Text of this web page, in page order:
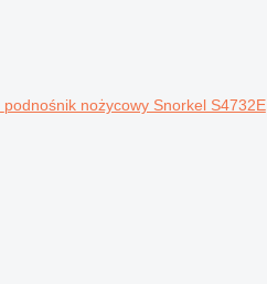
podnośnik nożycowy Snorkel S4732E